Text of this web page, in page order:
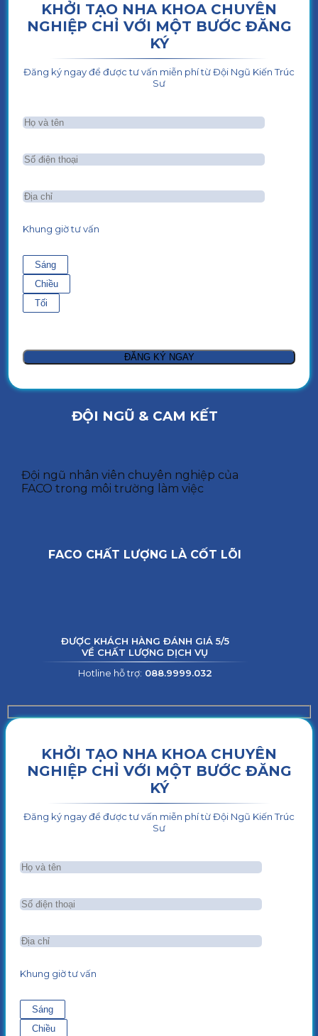
KHỞI TẠO NHA KHOA CHUYÊN
NGHIỆP CHỈ VỚI MỘT BƯỚC ĐĂNG
KÝ
Đăng ký ngay để được tư vấn miễn phí từ Đội Ngũ Kiến Trúc
Sư
Khung giờ tư vấn
Sáng
Chiều
Tối
ĐỘI NGŨ & CAM KẾT
Đội ngũ nhân viên chuyên nghiệp của
FACO trong môi trường làm việc
FACO CHẤT LƯỢNG LÀ CỐT LÕI
ĐƯỢC KHÁCH HÀNG ĐÁNH GIÁ 5/5
VỀ CHẤT LƯỢNG DỊCH VỤ
Hotline hỗ trợ: 088.9999.032
KHỞI TẠO NHA KHOA CHUYÊN
NGHIỆP CHỈ VỚI MỘT BƯỚC ĐĂNG
KÝ
Đăng ký ngay để được tư vấn miễn phí từ Đội Ngũ Kiến Trúc
Sư
Khung giờ tư vấn
Sáng
Chiều